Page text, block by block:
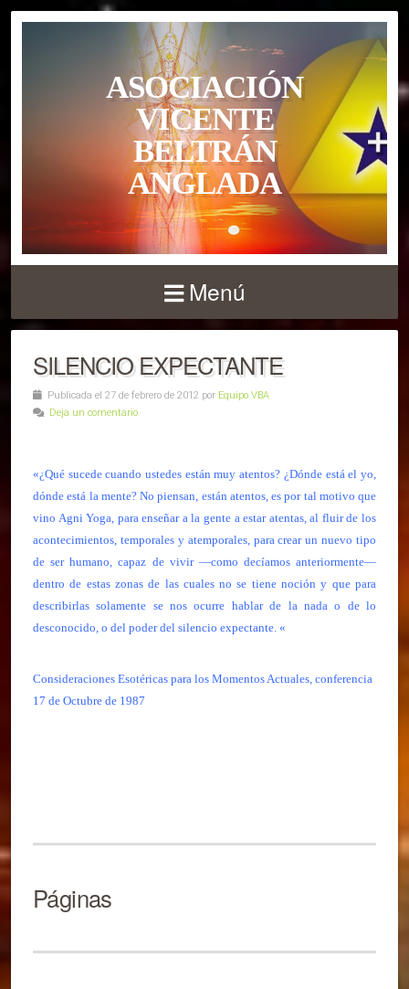
ASOCIACIÓN
VICENTE
BELTRÁN
ANGLADA
Menú
SILENCIO EXPECTANTE
Publicada el 27 de febrero de 2012 por Equipo VBA
Deja un comentario
«¿Qué sucede cuando ustedes están muy atentos? ¿Dónde está el yo,
dónde está la mente? No piensan, están atentos, es por tal motivo que
vino Agni Yoga, para enseñar a la gente a estar atentas, al fluir de los
acontecimientos, temporales y atemporales, para crear un nuevo tipo
de ser humano, capaz de vivir —como decíamos anteriormente—
dentro de estas zonas de las cuales no se tiene noción y que para
describirlas solamente se nos ocurre hablar de la nada o de lo
desconocido, o del poder del silencio expectante. «
Consideraciones Esotéricas para los Momentos Actuales, conferencia
17 de Octubre de 1987
Páginas